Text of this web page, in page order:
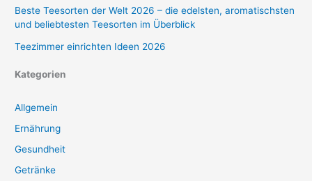
Beste Teesorten der Welt 2026 – die edelsten, aromatischsten
und beliebtesten Teesorten im Überblick
Teezimmer einrichten Ideen 2026
Kategorien
Allgemein
Ernährung
Gesundheit
Getränke